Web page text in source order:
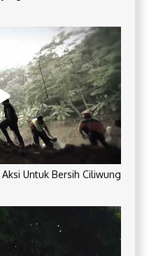
Untuk Bersih Ciliwung